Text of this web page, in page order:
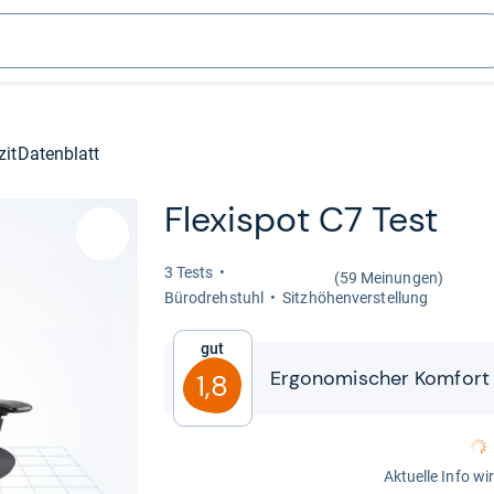
Datenblatt
Fle­xis­pot C7 Test
3 Tests
(59 Meinungen)
Büro­dreh­stuhl
Sitz­hö­hen­ver­stel­lung
Gut
1,8 Ergo­no­mi­scher
Aktuelle Info